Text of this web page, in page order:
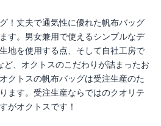
！丈夫で通気性に優れた帆布バッグ
す。男女兼用で使えるシンプルなデ
地を使用する点、そして自社工房で
、オクトスのこだわりが詰まったお
クトスの帆布バッグは受注生産のた
ます。受注生産ならではのクオリテ
がオクトスです！